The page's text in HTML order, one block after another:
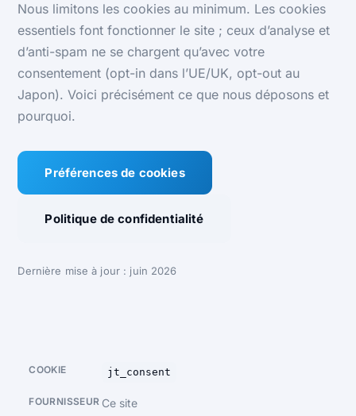
Nous limitons les cookies au minimum. Les cookies
essentiels font fonctionner le site ; ceux d’analyse et
d’anti-spam ne se chargent qu’avec votre
consentement (opt-in dans l’UE/UK, opt-out au
Japon). Voici précisément ce que nous déposons et
pourquoi.
Préférences de cookies
Politique de confidentialité
Dernière mise à jour : juin 2026
jt_consent
Ce site